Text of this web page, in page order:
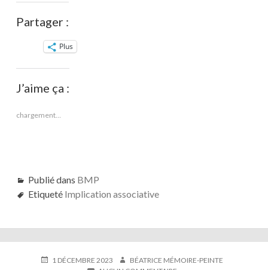
Partager :
Plus
J’aime ça :
chargement…
Publié dans BMP
Etiqueté Implication associative
PUBLIÉ1 DÉCEMBRE 2023 AUTEUR
BÉATRICE MÉMOIRE-PEINTE